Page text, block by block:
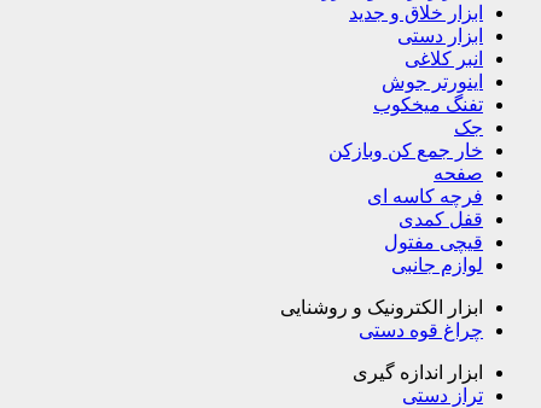
ابزار خلاق و جدید
ابزار دستی
انبر کلاغی
اینورتر جوش
تفنگ میخکوب
جک
خار جمع کن وبازکن
صفحه
فرچه کاسه ای
قفل کمدی
قیچی مفتول
لوازم جانبی
ابزار الکترونیک و روشنایی
چراغ قوه دستی
ابزار اندازه گیری
تراز دستی